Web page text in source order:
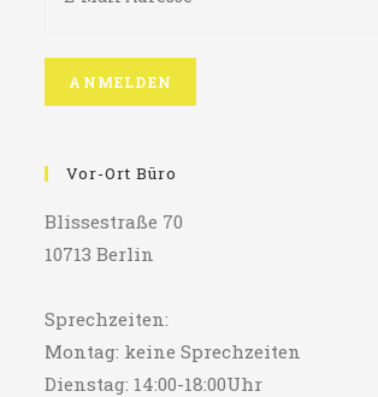
Vor-Ort Büro
Blissestraße 70
10713 Berlin
Sprechzeiten:
Montag: keine Sprechzeiten
Dienstag: 14:00-18:00Uhr